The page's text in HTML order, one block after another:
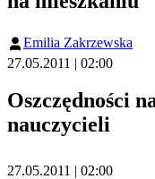
Emilia Zakrzewska
27.05.2011 | 02:00
Oszczędności
nauczycieli
27.05.2011 | 02:00